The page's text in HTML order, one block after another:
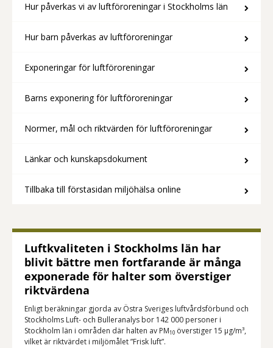
Hur påverkas vi av luftföroreningar i Stockholms län
Hur barn påverkas av luftföroreningar
Exponeringar för luftföroreningar
Barns exponering för luftföroreningar
Normer, mål och riktvärden för luftföroreningar
Länkar och kunskapsdokument
Tillbaka till förstasidan miljöhälsa online
Luftkvaliteten i Stockholms län har
blivit bättre men fortfarande är många
exponerade för halter som överstiger
riktvärdena
Enligt beräkningar gjorda av Östra Sveriges luftvårdsförbund och
Stockholms Luft- och Bulleranalys bor 142 000 personer i
Stockholm län i områden där halten av PM10 överstiger 15 µg/m³,
vilket är riktvärdet i miljömålet ”Frisk luft”.